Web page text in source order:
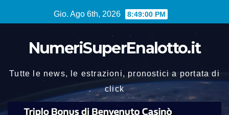
al
Gio. Ago 6th, 2026 8:49:00 PM
NumeriSuperEnalotto.it
Tutte le news, le estrazioni, pronostici a portata di
click